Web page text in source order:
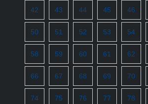
42 43 44 45 46
50 51 52 53 54
58 59 60 61 62
66 67 68 69 70
74 75 76 77 78